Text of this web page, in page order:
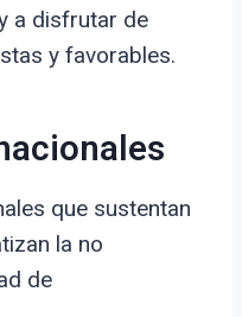
a disfrutar de
y favorables.
que sustentan
la no
de